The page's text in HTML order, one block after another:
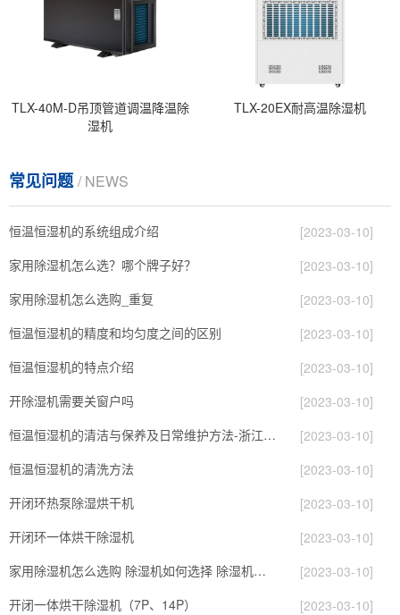
TLX-40M-D吊顶管道调温降温除
湿机
TLX-20EX耐高温除湿机
常见问题/ NEWS
恒温恒湿机的系统组成介绍
[2023-03-10]
家用除湿机怎么选？哪个牌子好？
[2023-03-10]
家用除湿机怎么选购_重复
[2023-03-10]
恒温恒湿机的精度和均匀度之间的区别
[2023-03-10]
恒温恒湿机的特点介绍
[2023-03-10]
开除湿机需要关窗户吗
[2023-03-10]
恒温恒湿机的清洁与保养及日常维护方法-浙江酷尔环境
[2023-03-10]
恒温恒湿机的清洗方法
[2023-03-10]
开闭环热泵除湿烘干机
[2023-03-10]
开闭环一体烘干除湿机
[2023-03-10]
家用除湿机怎么选购 除湿机如何选择 除湿机怎么选
[2023-03-10]
开闭一体烘干除湿机（7P、14P）
[2023-03-10]